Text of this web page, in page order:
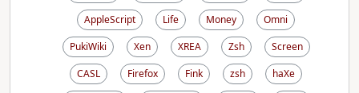
AppleScript
Life Money
Omni
PukiWiki
Xen XREA Zsh
Screen
CASL
Firefox Fink zsh
haXe